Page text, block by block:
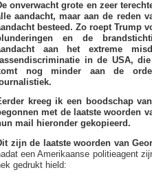
onverwacht grote en zeer
aandacht, maar aan de reden
besteed. Zo roept Trump
en de
aan het extreme
in de USA,
nog minder aan de
kreeg ik een boodschap
met de laatste woorden
mail hieronder gekopieerd.
zijn de laatste woorden van
een Amerikaanse politieagent
gedrukt hield: